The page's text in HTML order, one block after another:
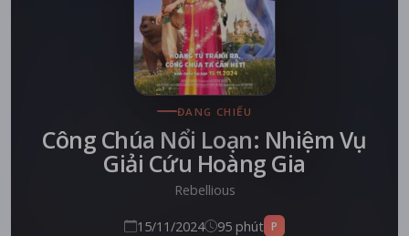
ĐANG CHIẾU
Công Chúa Nổi Loạn: Nhiệm Vụ
Giải Cứu Hoàng Gia
Rebellious
15/11/2024 95 phút P